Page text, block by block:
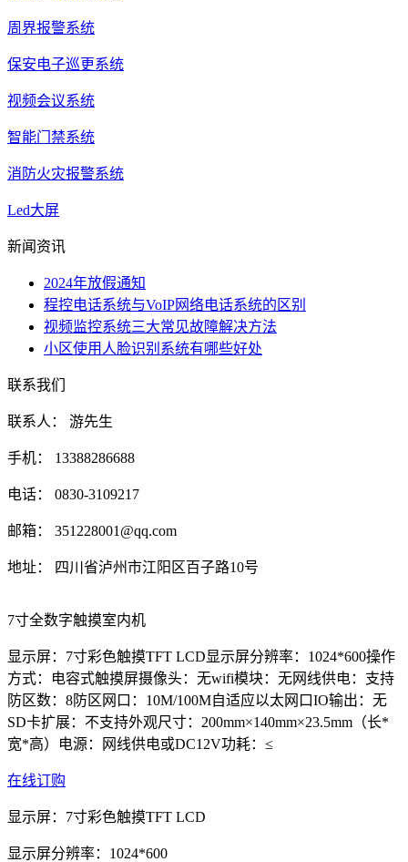
周界报警系统
保安电子巡更系统
视频会议系统
智能门禁系统
消防火灾报警系统
Led大屏
新闻资讯
2024年放假通知
程控电话系统与VoIP网络电话系统的区别
视频监控系统三大常见故障解决方法
小区使用人脸识别系统有哪些好处
联系我们
联系人： 游先生
手机： 13388286688
电话： 0830-3109217
邮箱： 351228001@qq.com
地址： 四川省泸州市江阳区百子路10号
7寸全数字触摸室内机
显示屏：7寸彩色触摸TFT LCD显示屏分辨率：1024*600操作
方式：电容式触摸屏摄像头：无wifi模块：无网线供电：支持
防区数：8防区网口：10M/100M自适应以太网口IO输出：无
SD卡扩展：不支持外观尺寸：200mm×140mm×23.5mm（长*
宽*高）电源：网线供电或DC12V功耗：≤
在线订购
显示屏：7寸彩色触摸TFT LCD
显示屏分辨率：1024*600